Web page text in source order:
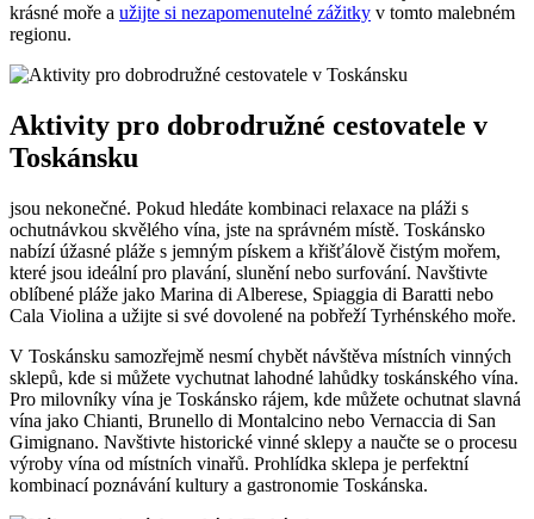
krásné moře a užijte si nezapomenutelné zážitky v tomto malebném
regionu.
Aktivity pro dobrodružné cestovatele v
Toskánsku
jsou nekonečné. Pokud hledáte kombinaci relaxace na pláži s
ochutnávkou skvělého vína, jste na správném místě. Toskánsko
nabízí úžasné pláže s jemným pískem a křišťálově čistým mořem,
které jsou ideální pro plavání, slunění nebo surfování. Navštivte
oblíbené pláže jako Marina di Alberese, Spiaggia di Baratti nebo
Cala Violina a užijte si své dovolené na pobřeží Tyrhénského moře.
V Toskánsku samozřejmě nesmí chybět návštěva místních vinných
sklepů, kde si můžete vychutnat lahodné lahůdky toskánského vína.
Pro milovníky vína je Toskánsko rájem, kde můžete ochutnat slavná
vína jako Chianti, Brunello di Montalcino nebo Vernaccia di San
Gimignano. Navštivte historické vinné sklepy a naučte se o procesu
výroby vína od místních vinařů. Prohlídka sklepa je perfektní
kombinací poznávání kultury a gastronomie Toskánska.